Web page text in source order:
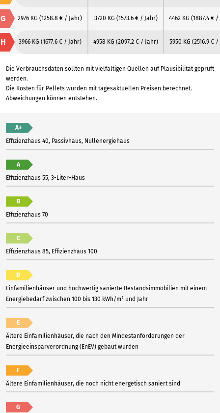
G 2976 KG (1258.8 € / Jahr) 3720 KG (1573.6 € / Jahr) 4462 KG (1887.4 € /
H 3966 KG (1677.6 € / Jahr) 4958 KG (2097.2 € / Jahr) 5950 KG (2516.9 € /
Die Verbrauchsdaten sollten mit vielfältigen Quellen auf Plausibilität geprüft
werden.
Die Kosten für Pellets wurden mit tagesaktuellen Preisen berechnet.
Abweichungen können entstehen.
A+
Effizienzhaus 40, Passivhaus, Nullenergiehaus
A
Effizienzhaus 55, 3-Liter-Haus
B
Effizienzhaus 70
C
Effizienzhaus 85, Effizienzhaus 100
D
Einfamilienhäuser und hochwertig sanierte Bestandsimmobilien mit einem
Energiebedarf zwischen 100 bis 130 kWh/m² und Jahr
E
Ältere Einfamilienhäuser, die nach den Mindestanforderungen der
Energieeinsparverordnung (EnEV) gebaut wurden
F
Ältere Einfamilienhäuser, die noch nicht energetisch saniert sind
G